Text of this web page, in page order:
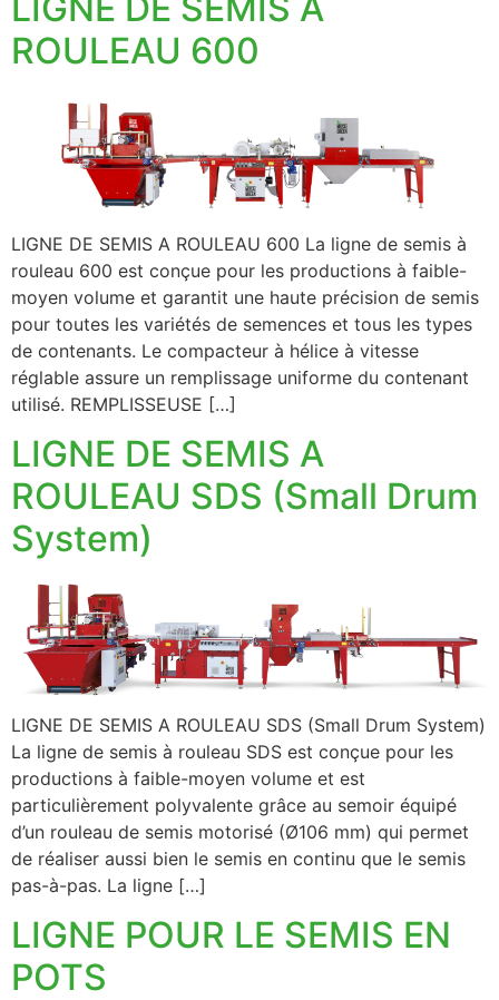
ROULEAU 600
LIGNE DE SEMIS A ROULEAU 600 La ligne de semis à
rouleau 600 est conçue pour les productions à faible-
moyen volume et garantit une haute précision de semis
pour toutes les variétés de semences et tous les types
de contenants. Le compacteur à hélice à vitesse
réglable assure un remplissage uniforme du contenant
utilisé. REMPLISSEUSE […]
LIGNE DE SEMIS A
ROULEAU SDS (Small Drum
System)
LIGNE DE SEMIS A ROULEAU SDS (Small Drum System)
La ligne de semis à rouleau SDS est conçue pour les
productions à faible-moyen volume et est
particulièrement polyvalente grâce au semoir équipé
d’un rouleau de semis motorisé (Ø106 mm) qui permet
de réaliser aussi bien le semis en continu que le semis
pas-à-pas. La ligne […]
LIGNE POUR LE SEMIS EN
POTS